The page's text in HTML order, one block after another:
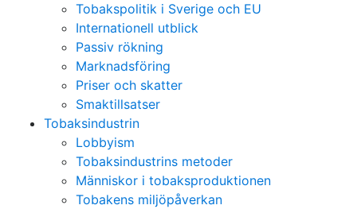
Tobakspolitik i Sverige och EU
Internationell utblick
Passiv rökning
Marknadsföring
Priser och skatter
Smaktillsatser
Tobaksindustrin
Lobbyism
Tobaksindustrins metoder
Människor i tobaksproduktionen
Tobakens miljöpåverkan